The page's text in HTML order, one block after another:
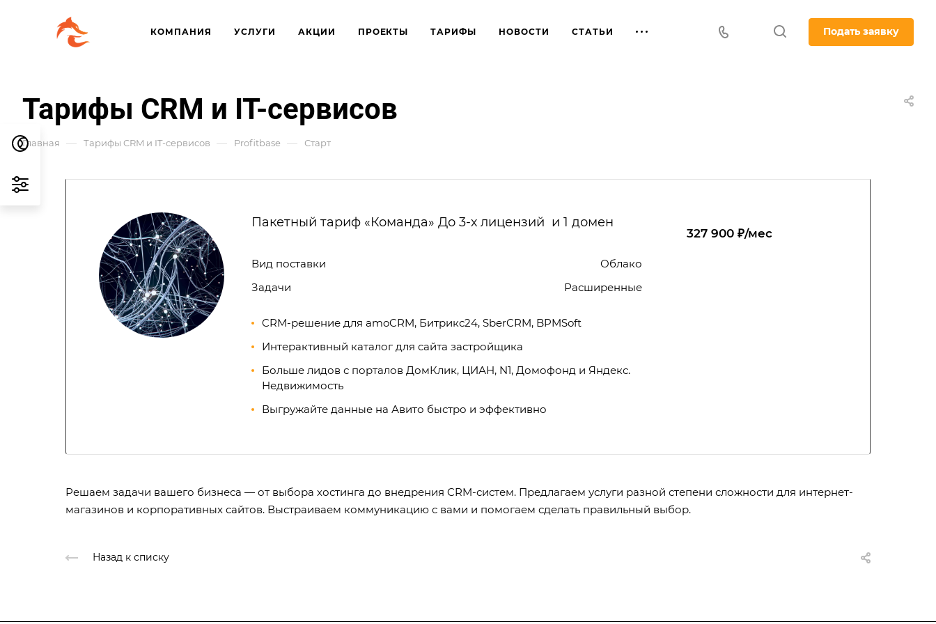
КОМПАНИЯ УСЛУГИ АКЦИИ ПРОЕКТЫ ТАРИФЫ НОВОСТИ СТАТЬИ Подать заявку
Тарифы CRM и IT-сервисов
Главная — Тарифы CRM и IT-сервисов — Profitbase — Старт
Пакетный тариф «Команда» До 3-х лицензий и 1 домен
Вид поставки
Облако
Задачи
Расширенные
CRM-решение для amoCRM, Битрикс24, SberCRM, BPMSoft
Интерактивный каталог для сайта застройщика
Больше лидов с порталов ДомКлик, ЦИАН, N1, Домофонд и Яндекс.
Недвижимость
Выгружайте данные на Авито быстро и эффективно
327 900 ₽/мес
Решаем задачи вашего бизнеса — от выбора хостинга до внедрения CRM-систем. Предлагаем услуги разной степени сложности для интернет-
магазинов и корпоративных сайтов. Выстраиваем коммуникацию с вами и помогаем сделать правильный выбор.
Назад к списку